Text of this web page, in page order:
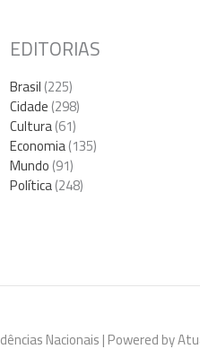
EDITORIAS
Brasil(225)
Cidade(298)
Cultura(61)
Economia(135)
Mundo(91)
Política(248)
Nacionais | Powered by